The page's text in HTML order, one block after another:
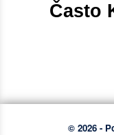
Často
© 2026 -